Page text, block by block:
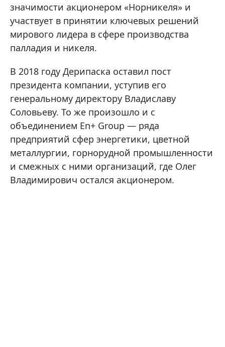
значимости акционером «Норникеля» и
участвует в принятии ключевых решений
мирового лидера в сфере производства
палладия и никеля.
В 2018 году Дерипаска оставил пост
президента компании, уступив его
генеральному директору Владиславу
Соловьеву. То же произошло и с
объединением En+ Group — ряда
предприятий сфер энергетики, цветной
металлургии, горнорудной промышленности
и смежных с ними организаций, где Олег
Владимирович остался акционером.